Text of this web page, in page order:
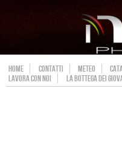
HOME CONTATTI METEO
LAVORA CON NOI
LA BOTTEGA DEI